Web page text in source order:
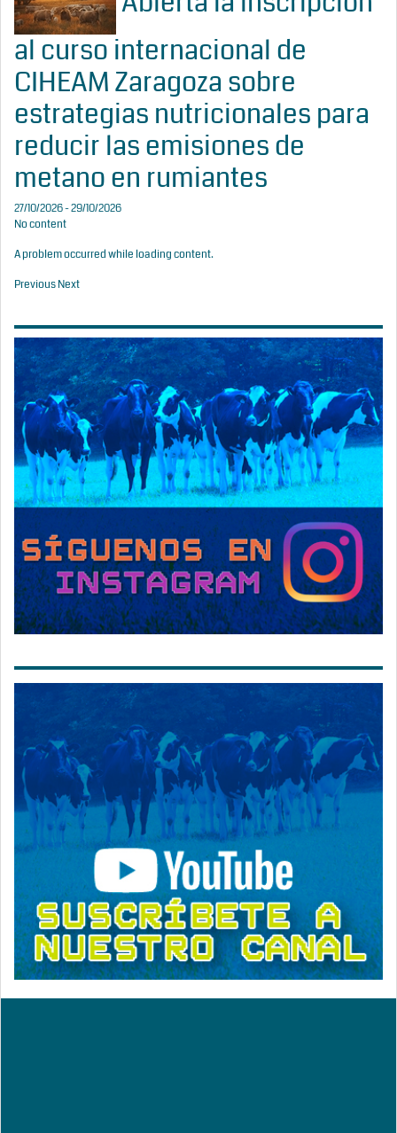
al curso internacional de
CIHEAM Zaragoza sobre
estrategias nutricionales para
reducir las emisiones de
metano en rumiantes
27/10/2026 - 29/10/2026
No content
A problem occurred while loading content.
PreviousNext